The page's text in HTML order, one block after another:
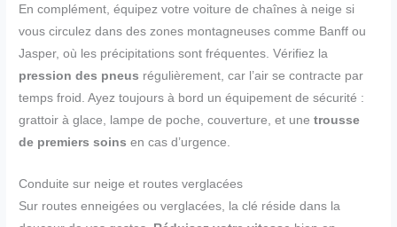
En complément, équipez votre voiture de chaînes à neige si
vous circulez dans des zones montagneuses comme Banff ou
Jasper, où les précipitations sont fréquentes. Vérifiez la
pression des pneus régulièrement, car l’air se contracte par
temps froid. Ayez toujours à bord un équipement de sécurité :
grattoir à glace, lampe de poche, couverture, et unetrousse
de premiers soins en cas d’urgence.
Conduite sur neige et routes verglacées
Sur routes enneigées ou verglacées, la clé réside dans la